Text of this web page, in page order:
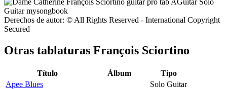
Derechos de autor: © All Rights Reserved - International Copyright
Secured
Otras tablaturas François Sciortino
Título Álbum
Tipo
Apee Blues
Solo Guitar